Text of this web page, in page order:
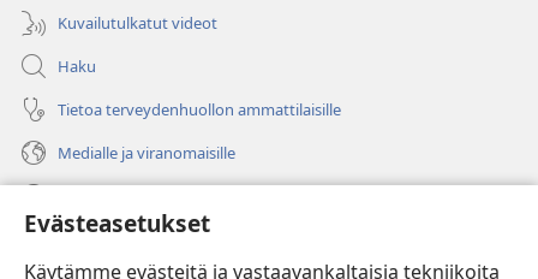
Evästeasetukset
Käytämme evästeitä ja vastaavankaltaisia tekniikoita
Kuvailutulkatut videot
Haku
Tietoa terveydenhuollon ammattilaisille
Medialle ja viranomaisille
(avaa